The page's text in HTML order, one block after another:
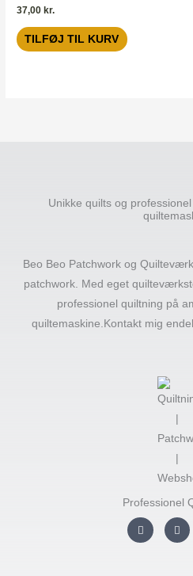
37,00 kr.
TILFØJ TIL KURV
Unikke quilts og
Beo Beo Patchwork og
patchwork. Med eget
professionel quiltning på
quiltemaskine.Kontakt mig
Professionel
n
s
F
a
c